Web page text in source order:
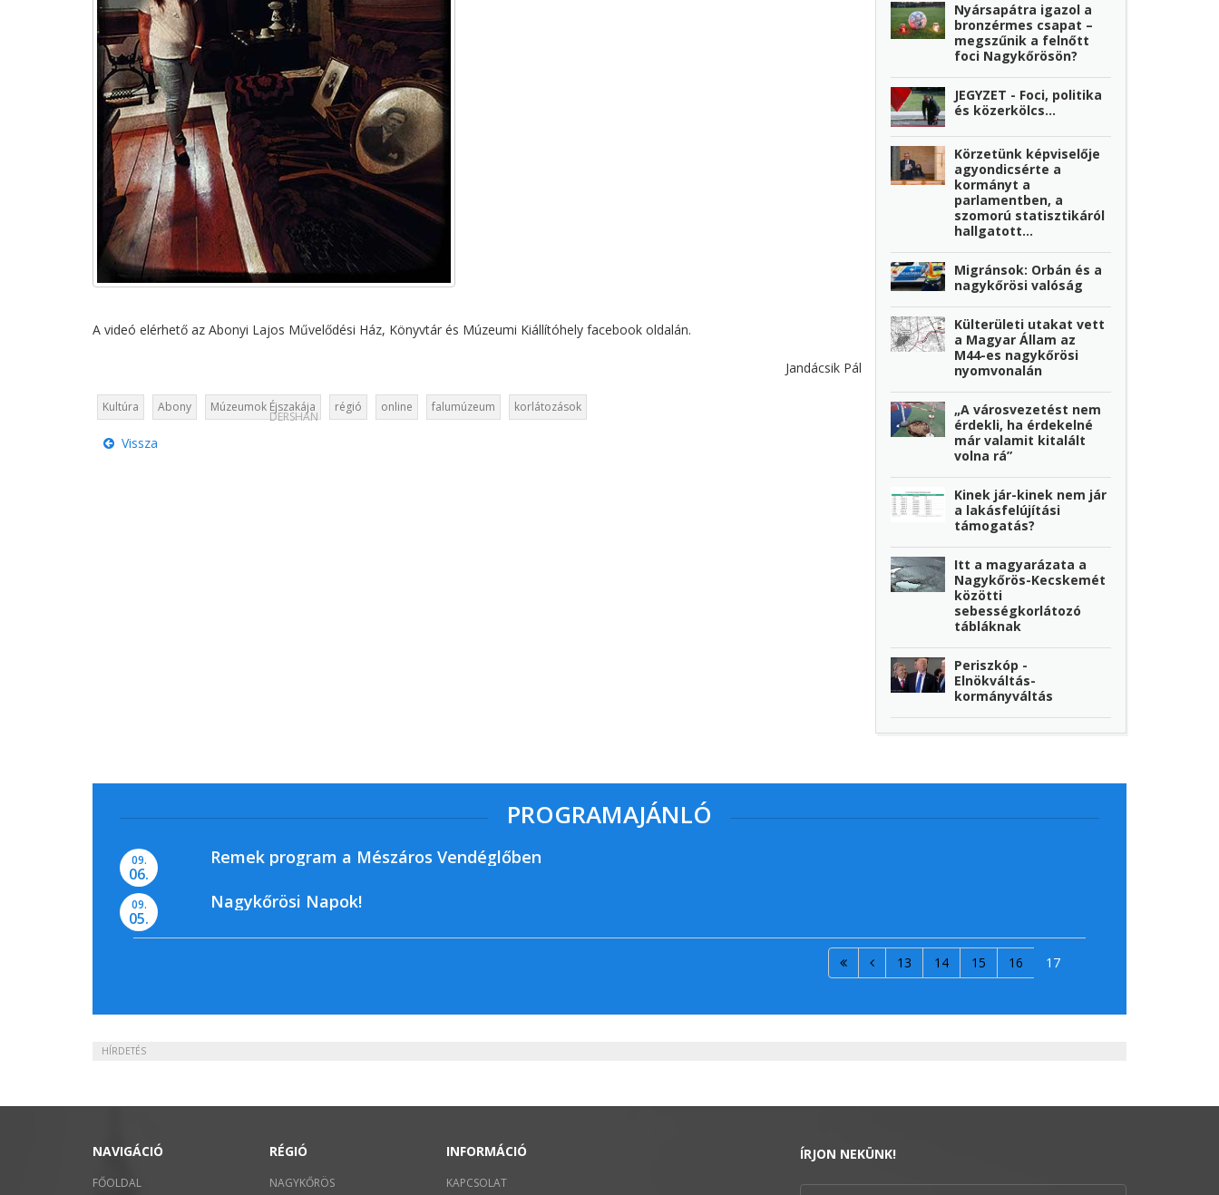
A videó elérhető az Abonyi Lajos Művelődési Ház, Könyvtár és Múzeumi Kiállítóhely facebook oldalán.
Jandácsik Pál
Kultúra Abony Múzeumok Éjszakája régió online falumúzeum korlátozások
Vissza
Nyársapátra igazol a
bronzérmes csapat –
megszűnik a felnőtt
foci Nagykőrösön?
JEGYZET - Foci, politika
és közerkölcs…
Körzetünk képviselője
agyondicsérte a
kormányt a
parlamentben, a
szomorú statisztikáról
hallgatott...
Migránsok: Orbán és a
nagykőrösi valóság
Külterületi utakat vett
a Magyar Állam az
M44-es nagykőrösi
nyomvonalán
„A városvezetést nem
érdekli, ha érdekelné
már valamit kitalált
volna rá”
Kinek jár-kinek nem jár
a lakásfelújítási
támogatás?
Itt a magyarázata a
Nagykőrös-Kecskemét
közötti
sebességkorlátozó
tábláknak
Periszkóp -
Elnökváltás-
kormányváltás
PROGRAMAJÁNLÓ
09.
06.
Remek program a Mészáros Vendéglőben
09.
05.
Nagykőrösi Napok!
13 14 15 16 17
HÍRDETÉS
NAVIGÁCIÓ
FŐOLDAL
RÉGIÓ
NAGYKŐRÖS
DERSHAN
INFORMÁCIÓ
KAPCSOLAT
ÍRJON NEKÜNK!